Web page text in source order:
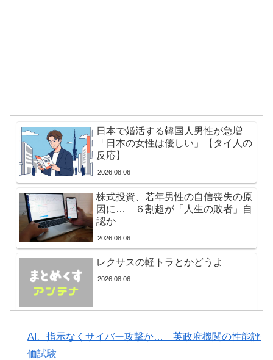
▶
「原子が同じ場所にいたまま、2つの姿を規則的に行き
来し続ける」時間結晶という物質の状態が実在するらし
い
▶ 【海外の反応】移民なしで少子化を解決するにはどうし
たらいいんだ？ → 「現代の経済は人口増加を前提とし
ているからな」「福祉の崩壊もヤバい」
▶ 韓国人「台風接近中だけど日本には台風クラブというの
があったんだね」
▶ 韓国人「日本人は韓国が大好きなはずなのに、実は東南
アジア人と同列に見ているというのは本当なのです
か？」
▶ 【あんこ】唐突になるんだけど、「魔法少女」ってどう
▶
英国人「日本代表で一番好き」上田綺世、プレミア移籍
日本で婚活する韓国人男性が急増
「日本の女性は優しい」【タイ人の
反応】
2026.08.06
株式投資、若年男性の自信喪失の原
因に… ６割超が「人生の敗者」自
認か
2026.08.06
レクサスの軽トラとかどうよ
2026.08.06
が固まって動かなくなった闘牛場の
AI、指示なくサイバー攻撃か… 英政府機関の性能評
価試験